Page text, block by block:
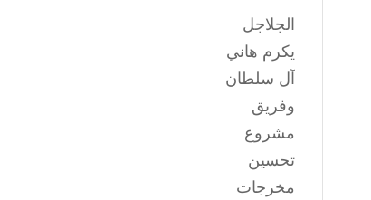
الجلاجل
يكرم هاني
آل سلطان
وفريق
مشروع
تحسين
مخرجات